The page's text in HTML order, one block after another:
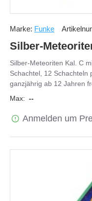
Marke: Funke
Silber-
Silber-Meteoriten Kal. C
Schachtel, 12 Schachteln
ganzjährig ab 12 Jahren
Max: --
Anmelden um